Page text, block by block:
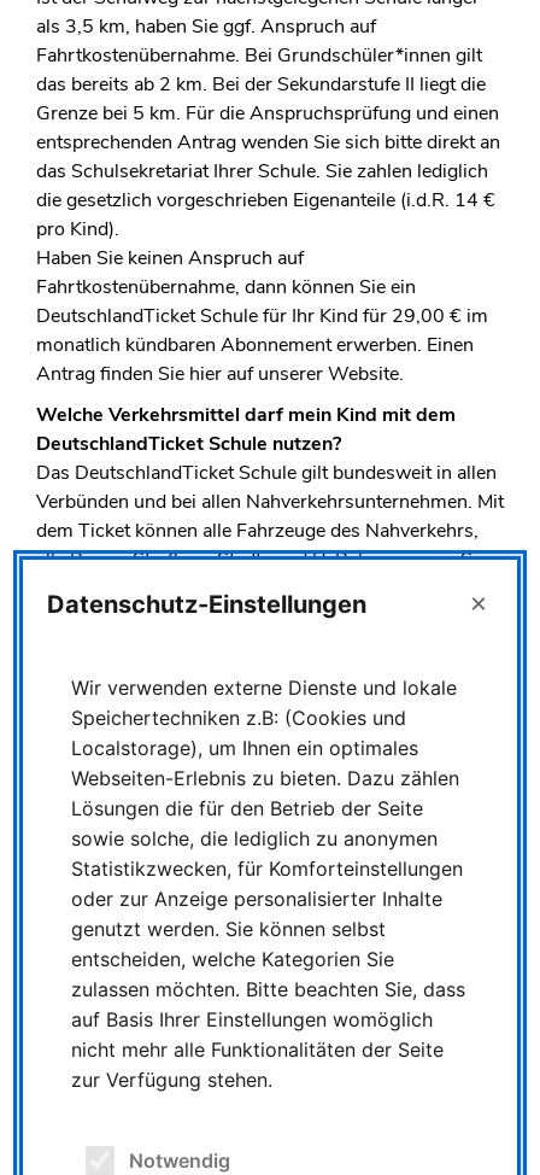
als 3,5 km, haben Sie ggf. Anspruch auf
Fahrtkostenübernahme. Bei Grundschüler*innen gilt
das bereits ab 2 km. Bei der Sekundarstufe II liegt die
Grenze bei 5 km. Für die Anspruchsprüfung und einen
entsprechenden Antrag wenden Sie sich bitte direkt an
das Schulsekretariat Ihrer Schule. Sie zahlen lediglich
die gesetzlich vorgeschrieben Eigenanteile (i.d.R. 14 €
pro Kind).
Haben Sie keinen Anspruch auf
Fahrtkostenübernahme, dann können Sie ein
DeutschlandTicket Schule für Ihr Kind für 29,00 € im
monatlich kündbaren Abonnement erwerben. Einen
Antrag finden Sie hier auf unserer Website.
Welche Verkehrsmittel darf mein Kind mit dem
DeutschlandTicket Schule nutzen?
Das DeutschlandTicket Schule gilt bundesweit in allen
Verbünden und bei allen Nahverkehrsunternehmen. Mit
dem Ticket können alle Fahrzeuge des Nahverkehrs,
alle Busse, Straßen-, Stadt- und U-Bahnen sowie S-
Bahnen, Regionalbahnen und Regionalexpresse in der
2. Klasse genutzt werden. Das Ticket gilt nicht im
Anbietern wie z. B. FlixTrain.
Was passiert, wenn mein Kind kontrolliert wird?
Bei einer Kontrolle müssen die Chipkarte und ein
Lichtbildausweis vorgezeigt werden.
Darf mein Kind das DeutschlandTicket Schule
verleihen?
Nein, das DeutschlandTicket Schule ist personalisiert
und kann nicht weitergegeben werden. Wie beim
SchokoTicket, darf nur Ihr Kind mit dem Ticket fahren.
Ein Lichtbildausweis ist immer mitzuführen.
Darf das Fahrrad mit dem DeutschlandTicket Schule
kostenlos mitgenommen werden?
Beim DeutschlandTicket Schule ist keine
Fahrradmitnahme enthalten. Wenn Sie regelmäßig ein
VRR-Raum das Fahrrad Monatsticket oder das Fahrrad
Datenschutz-Einstellungen ×
Wir verwenden externe Dienste und lokale
Speichertechniken z.B: (Cookies und
Localstorage), um Ihnen ein optimales
Webseiten-Erlebnis zu bieten. Dazu zählen
Lösungen die für den Betrieb der Seite
sowie solche, die lediglich zu anonymen
Statistikzwecken, für Komforteinstellungen
oder zur Anzeige personalisierter Inhalte
genutzt werden. Sie können selbst
entscheiden, welche Kategorien Sie
zulassen möchten. Bitte beachten Sie, dass
auf Basis Ihrer Einstellungen womöglich
nicht mehr alle Funktionalitäten der Seite
zur Verfügung stehen.
Notwendig